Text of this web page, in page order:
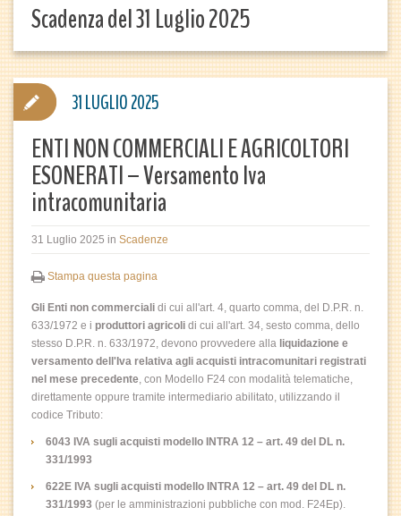
Scadenza del 31 Luglio 2025
ENTI NON COMMERCIALI E AGRICOLTORI
ESONERATI – Versamento Iva
intracomunitaria
31 Luglio 2025 in Scadenze
Stampa questa pagina
Gli Enti non commerciali di cui all'art. 4, quarto comma, del D.P.R. n.
633/1972 e i produttori agricoli di cui all'art. 34, sesto comma, dello
stesso D.P.R. n. 633/1972, devono provvedere alla liquidazione e
versamento dell'Iva relativa agli acquisti intracomunitari registrati
nel mese precedente, con Modello F24 con modalità telematiche,
direttamente oppure tramite intermediario abilitato, utilizzando il
codice Tributo:
6043 IVA sugli acquisti modello INTRA 12 – art. 49 del DL n.
331/1993
622E IVA sugli acquisti modello INTRA 12 – art. 49 del DL n.
331/1993 (per le amministrazioni pubbliche con mod. F24Ep).
31 LUGLIO 2025